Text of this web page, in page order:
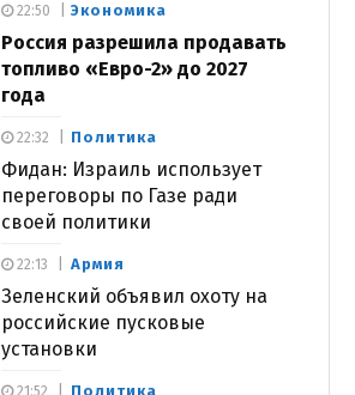
Экономика
Россия разрешила продавать
топливо «Евро-2» до 2027
года
22:50
Политика
Фидан: Израиль использует
переговоры по Газе ради
своей политики
22:32
Армия
Зеленский объявил охоту на
российские пусковые
установки
22:13
Политика
21:52